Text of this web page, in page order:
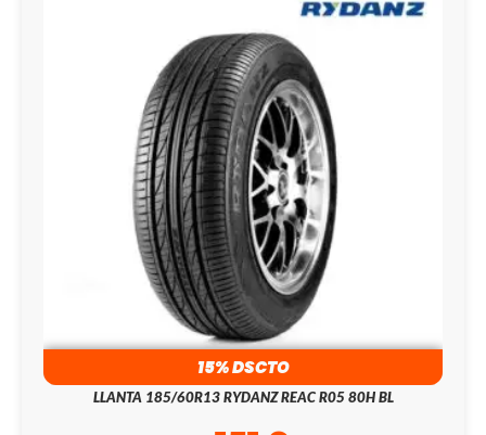
15% DSCTO
LLANTA 185/60R13 RYDANZ REAC R05 80H BL
S/179.0
S/151.9